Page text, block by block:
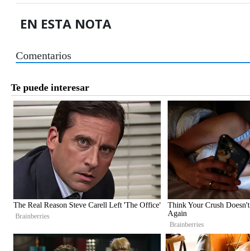
EN ESTA NOTA
Comentarios